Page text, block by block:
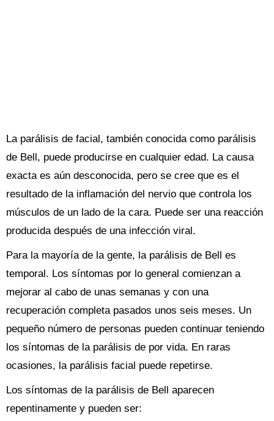
La parálisis de facial, también conocida como parálisis
de Bell, puede producirse en cualquier edad. La causa
exacta es aún desconocida, pero se cree que es el
resultado de la inflamación del nervio que controla los
músculos de un lado de la cara. Puede ser una reacción
producida después de una infección viral.
Para la mayoría de la gente, la parálisis de Bell es
temporal. Los síntomas por lo general comienzan a
mejorar al cabo de unas semanas y con una
recuperación completa pasados unos seis meses. Un
pequeño número de personas pueden continuar teniendo
los síntomas de la parálisis de por vida. En raras
ocasiones, la parálisis facial puede repetirse.
Los síntomas de la parálisis de Bell aparecen
repentinamente y pueden ser: